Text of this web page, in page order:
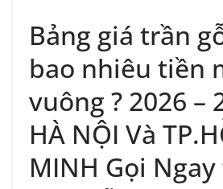
Bảng giá trần
bao nhiêu tiền
vuông ? 2026 –
HÀ NỘI Và
MINH Gọi